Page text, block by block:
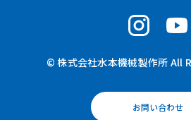
お問い合わせ
© 株式会社水本機械製作所 All